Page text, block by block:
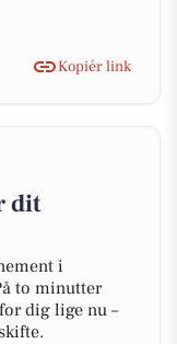
Kopiér link
dit
i
to minutter
dig lige nu –